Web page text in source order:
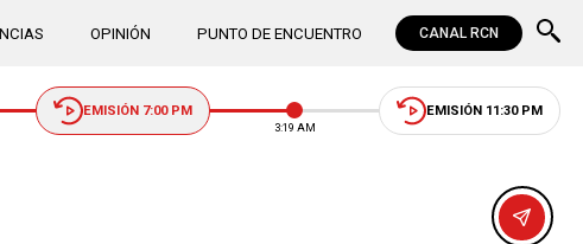
OPINIÓN PUNTO DE ENCUENTRO CANAL RCN
EMISIÓN 7:00 PM
3:19 AM
EMISIÓN 11:30 PM